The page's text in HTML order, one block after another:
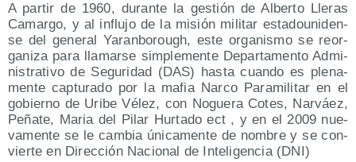
A par­tir de 1960, duran­te la ges­tión de Alber­to Lle­ras
Camar­go, y al influ­jo de la misión mili­tar esta­dou­ni­den­
se del gene­ral Yaran­bo­rough, este orga­nis­mo se reor­
ga­ni­za para lla­mar­se sim­ple­men­te Depar­ta­men­to Admi­
nis­tra­ti­vo de Segu­ri­dad (DAS) has­ta cuan­do es ple­na­
men­te cap­tu­ra­do por la mafia Nar­co Para­mi­li­tar en el
gobierno de Uri­be Vélez, con Nogue­ra Cotes, Nar­váez,
Peña­te, Maria del Pilar Hur­ta­do ect , y en el 2009 nue­
va­men­te se le cam­bia úni­ca­men­te de nom­bre y se con­
vier­te en Direc­ción Nacio­nal de Inte­li­gen­cia (DNI)